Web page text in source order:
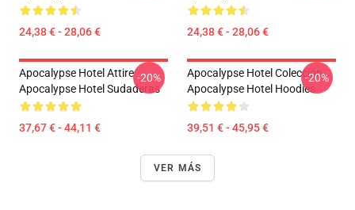
24,38 € - 28,06 € 24,38 € - 28,06 €
Apocalypse Hotel Attire
Apocalypse Hotel Sudaderas
37,67 € - 44,11 €
-20%
Apocalypse Hotel Colección
Apocalypse Hotel Hoodies
39,51 € - 45,95 €
-20%
VER MÁS